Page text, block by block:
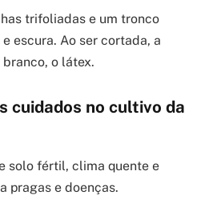
trifoliadas e um tronco
escura. Ao ser cortada, a
o látex.
cuidados no cultivo da
solo fértil, clima quente e
pragas e doenças.